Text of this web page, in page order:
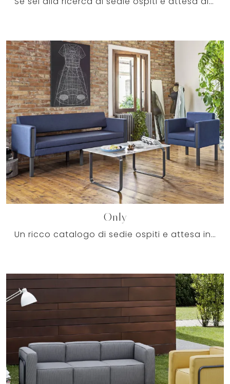
Only
Un ricco catalogo di sedie ospiti e attesa in tessuto ti attende! Il modello Only di Milani ti attende!